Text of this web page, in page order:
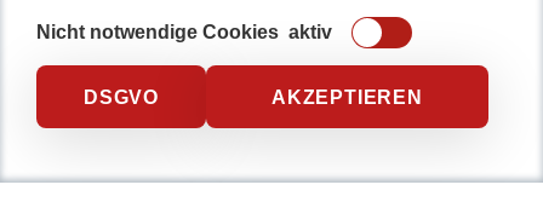
Nicht notwendige Cookies aktiv
DSGVO AKZEPTIEREN